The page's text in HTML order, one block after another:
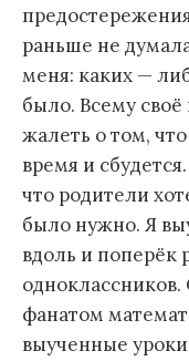
раньше не
меня: каких —
было. Всему
жалеть о том,
время и
что родители
было нужно. Я
вдоль и поперёк
фанатом
выученные